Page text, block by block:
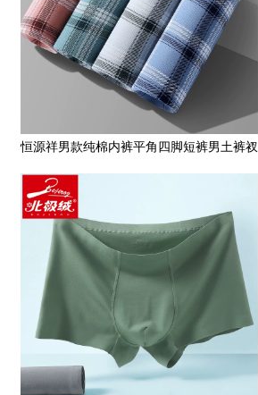
恒源祥男款纯棉内裤平角四脚短裤男土裤衩
大童中学生可爱全棉抗菌